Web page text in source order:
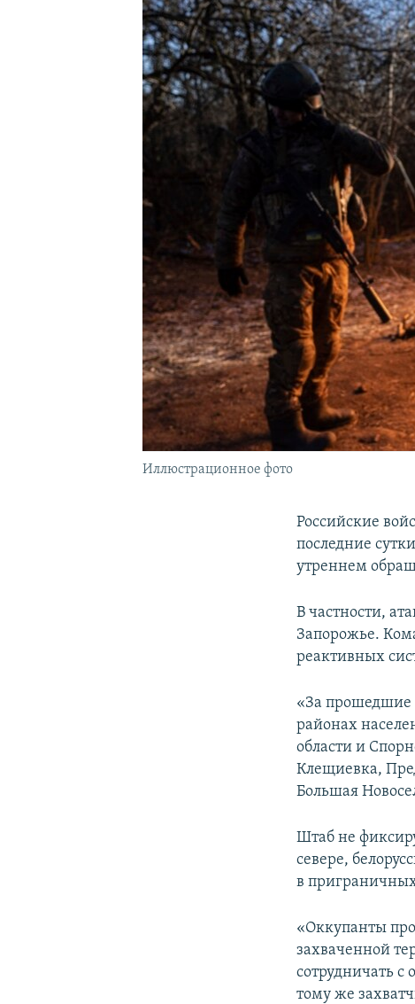
КРЫМ.НЕПОКОРЕННЫЙ
УКРАИНСКАЯ ПРОБЛЕМА КРЫМА
Иллюстрационное фото
Российские
последние
утреннем
В частности,
Запорожье.
реактивных
«За прошедшие
районах
области и
Клещиевка,
Большая
Штаб не
севере,
в
«Оккупанты
захваченной
сотрудничать
тому же